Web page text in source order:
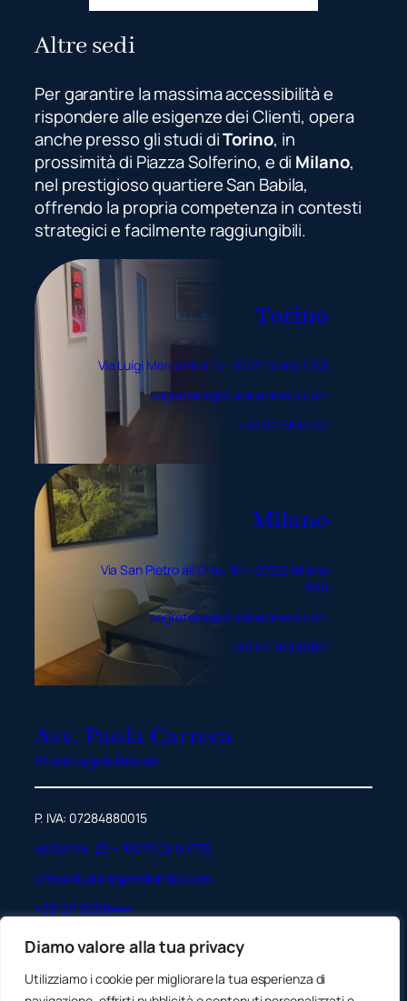
Diamo valore alla tua privacy
Utilizziamo i cookie per migliorare la tua esperienza di
Altre sedi
Per garantire la massima accessibilità e
rispondere alle esigenze dei Clienti, opera
anche presso gli studi diTorino, in
prossimità di Piazza Solferino, e di Milano,
nel prestigioso quartiere San Babila,
offrendo la propria competenza in contesti
strategici e facilmente raggiungibili.
Torino
Via Luigi Mercantini, 5 – 10121 Torino (TO)
segreteria@studiodionisio.com
+39 011 5613742
Milano
Via San Pietro all’Orto, 10 – 20122 Milano
(MI)
segreteria@studiodionisio.com
+39 02 76390871
Avv. Paola Carrera
Studio Legale Dionisio
P. IVA: 07284880015
via Dante, 23 – 10073 Cirié (TO)
cirie@studiolegaledionisio.com
+39 011 9208444
Assistenza legale altamente specializzata in diritto di
sull’ascolto e la protezione dei più fragili.